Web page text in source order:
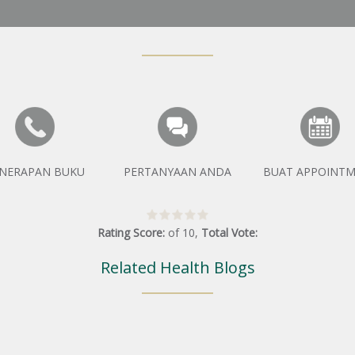
BUKU PERTANYAAN ANDA BUAT
Rating Score: of 10, Total Vote:
Related Health Blogs